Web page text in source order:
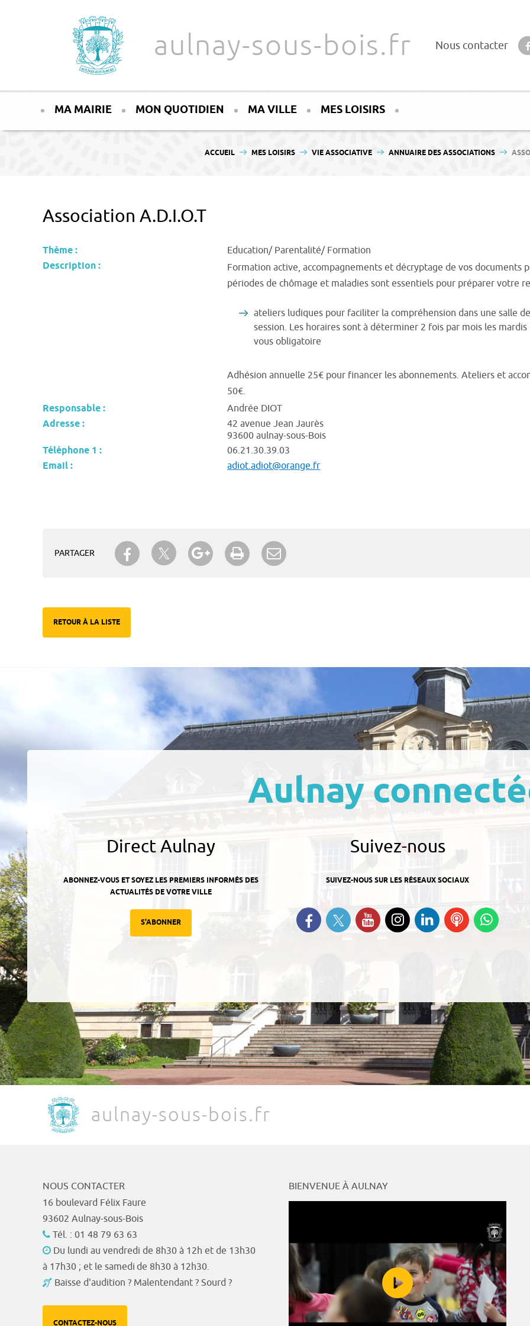
aulnay-sous-bois.fr Nous contacter
MA MAIRIE MON QUOTIDIEN MA VILLE MES LOISIRS
VOUS ÊTES ICI :
ACCUEIL MES LOISIRS VIE ASSOCIATIVE ANNUAIRE DES ASSOCIATIONS
Association A.D.I.O.T
Thème : Education/ Parentalité/ Formation
Description :
Formation active, accompagnements et décryptage de vos documents
périodes de chômage et maladies sont essentiels pour préparer votre
ateliers ludiques pour faciliter la compréhension dans une salle
session. Les horaires sont à déterminer 2 fois par mois les
vous obligatoire
Adhésion annuelle 25€ pour financer les abonnements. Ateliers et
50€.
Responsable : Andrée DIOT
Adresse :
42 avenue Jean Jaurès
93600 aulnay-sous-Bois
Téléphone 1 : 06.21.30.39.03
Email : adiot.adiot@orange.fr
PARTAGER
Partager sur Facebook
Partager sur TwitterPartager sur Google+
Imprimer
RETOUR À LA LISTE
Aulnay
Direct Aulnay
ABONNEZ-VOUS ET SOYEZ LES PREMIERS INFORMÉS DES
ACTUALITÉS DE VOTRE VILLE
S'ABONNER
Suivez-nous
SUIVEZ-NOUS SUR LES RÉSEAUX SOCIAUX
Retrouvez-nous sur Facebook
Suivez-nous sur Twitter
Suivez-nous sur YouTube
Suivez-nous sur
Instagram
Retrouvez-nous
sur Linkedin
Ecoutez
nos
aulnay-sous-bois.fr
NOUS CONTACTER
16 boulevard Félix Faure
93602 Aulnay-sous-Bois
Tél. : 01 48 79 63 63
Du lundi au vendredi de 8h30 à 12h et de 13h30
à 17h30 ; et le samedi de 8h30 à 12h30.
Baisse d'audition ? Malentendant ? Sourd ?
CONTACTEZ-NOUS
BIENVENUE À AULNAY